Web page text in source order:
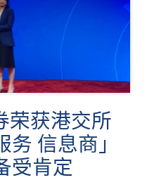
荣获港交所
务 信息商」
受肯定